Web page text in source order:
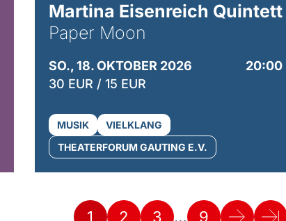
Martina Eisenreich Quintett
Paper Moon
SO., 18. OKTOBER 2026
20:00
30 EUR / 15 EUR
MUSIK
VIELKLANG
THEATERFORUM GAUTING E.V.
1 2 3 … 9